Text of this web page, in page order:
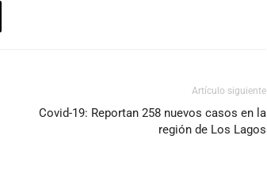
Artículo siguiente
Covid-19: Reportan 258 nuevos casos en la
región de Los Lagos